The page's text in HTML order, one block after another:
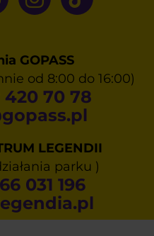
GOPASS
od 8:00 do 16:00)
420 70 78
LEGENDII
parku )
031 196